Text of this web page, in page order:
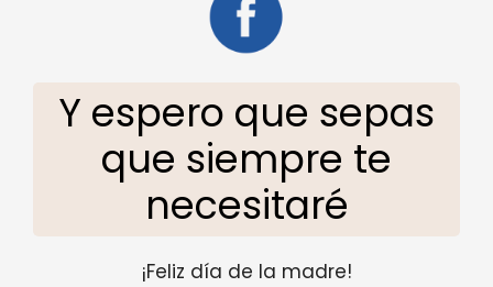
Y espero que sepas
que siempre te
necesitaré
¡Feliz día de la madre!